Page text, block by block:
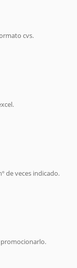
cvs.
de veces indicado.